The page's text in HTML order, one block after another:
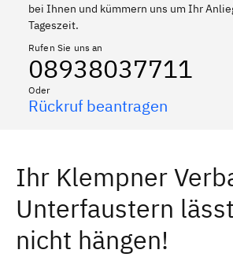
bei Ihnen und kümmern uns um Ihr
Tageszeit.
Rufen Sie uns an
08938037711
Oder
Rückruf beantragen
Ihr Klempner
Unterfaustern
nicht hängen!